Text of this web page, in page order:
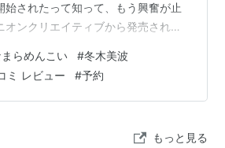
始されたって知って、もう興奮が止
オンクリエイティブから発売される
て思わせる完成度なんだ！ 予約して
！ 北海道の雪景色を再現した台座
まま！ 生足も胸元も作品の特徴を忠
小さい雪だるまも付属して細部まで
らめんこい #冬木美波
ミ レビュー #予約
もっと見る